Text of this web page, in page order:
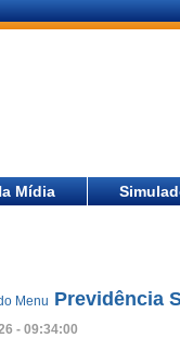
Mídia
Menu Previdência
- 09:34:00